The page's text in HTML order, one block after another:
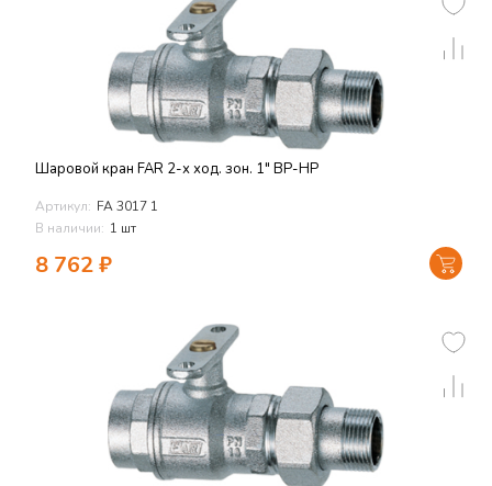
Шаровой кран FAR 2-х ход. зон. 1" ВР-НР
Артикул: FA 3017 1
В наличии: 1 шт
8 762₽